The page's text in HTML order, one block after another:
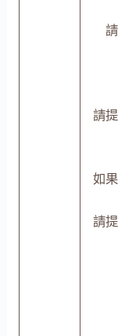
請
如
請